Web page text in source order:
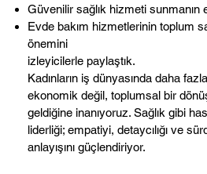
Güvenilir sağlık hizmeti sunmanın
Evde bakım hizmetlerinin toplum
önemini
izleyicilerle paylaştık.
Kadınların iş dünyasında daha
ekonomik değil, toplumsal bir
geldiğine inanıyoruz. Sağlık gibi
liderliği; empatiyi, detaycılığı ve
anlayışını güçlendiriyor.